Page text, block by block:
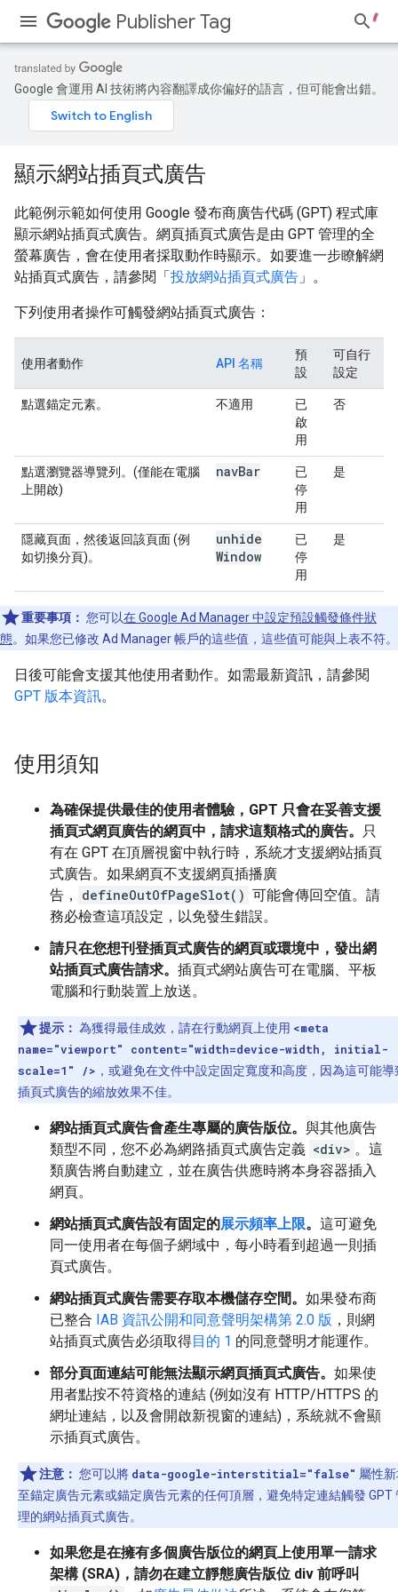
Publisher Tag
Google 會運用 AI 技術將內容翻譯成你偏好的語言，但可能會出錯。
顯示網站插頁式廣告
此範例示範如何使用 Google 發布商廣告代碼 (GPT) 程式庫
顯示網站插頁式廣告。網頁插頁式廣告是由 GPT 管理的全
螢幕廣告，會在使用者採取動作時顯示。如要進一步瞭解網
站插頁式廣告，請參閱「投放網站插頁式廣告 」。
下列使用者操作可觸發網站插頁式廣告：
使用者動作 API 名稱
預
設
可自行
設定
點選錨定元素。 不適用
已
啟
用
否
點選瀏覽器導覽列。(僅能在電腦
上開啟)
navBar
已
停
用
是
隱藏頁面，然後返回該頁面 (例
如切換分頁)。
unhide
Window
已
停
用
是
重要事項： 您可以在 Google Ad Manager 中設定預設觸發條件狀
態。如果您已修改 Ad Manager 帳戶的這些值，這些值可能與上表不符。
日後可能會支援其他使用者動作。如需最新資訊，請參閱
GPT 版本資訊。
使用須知
為確保提供最佳的使用者體驗，GPT 只會在妥善支援
插頁式網頁廣告的網頁中，請求這類格式的廣告。
只
有在 GPT 在頂層視窗中執行時，系統才支援網站插頁
式廣告。如果網頁不支援網頁插播廣
告，
defineOutOfPageSlot() 可能會傳回空值。請
務必檢查這項設定，以免發生錯誤。
請只在您想刊登插頁式廣告的網頁或環境中，發出網
站插頁式廣告請求。 插頁式網站廣告可在電腦、平板
電腦和行動裝置上放送。
提示： 為獲得最佳成效，請在行動網頁上使用 <meta
name="viewport" content="width=device-width, initial-
scale=1" /> ，或避免在文件中設定固定寬度和高度，因為這可能導
插頁式廣告的縮放效果不佳。
網站插頁式廣告會產生專屬的廣告版位。 與其他廣告
類型不同，您不必為網路插頁式廣告定義 <div> 。這
類廣告將自動建立，並在廣告供應時將本身容器插入
網頁。
網站插頁式廣告設有固定的展示頻率上限。 這可避免
同一使用者在每個子網域中，每小時看到超過一則插
頁式廣告。
網站插頁式廣告需要存取本機儲存空間。 如果發布商
已整合 IAB 資訊公開和同意聲明架構第 2.0 版 ，則網
站插頁式廣告必須取得目的 1 的同意聲明才能運作。
部分頁面連結可能無法顯示網頁插頁式廣告。 如果使
用者點按不符資格的連結 (例如沒有 HTTP/HTTPS 的
網址連結，以及會開啟新視窗的連結)，系統就不會顯
示插頁式廣告。
注意： 您可以將 data-google-interstitial="false" 屬性
至錨定廣告元素或錨定廣告元素的任何頂層，避免特定連結觸發 GPT
理的網站插頁式廣告。
如果您是在擁有多個廣告版位的網頁上使用單一請求
架構 (SRA)，請勿在建立靜態廣告版位 div 前呼叫